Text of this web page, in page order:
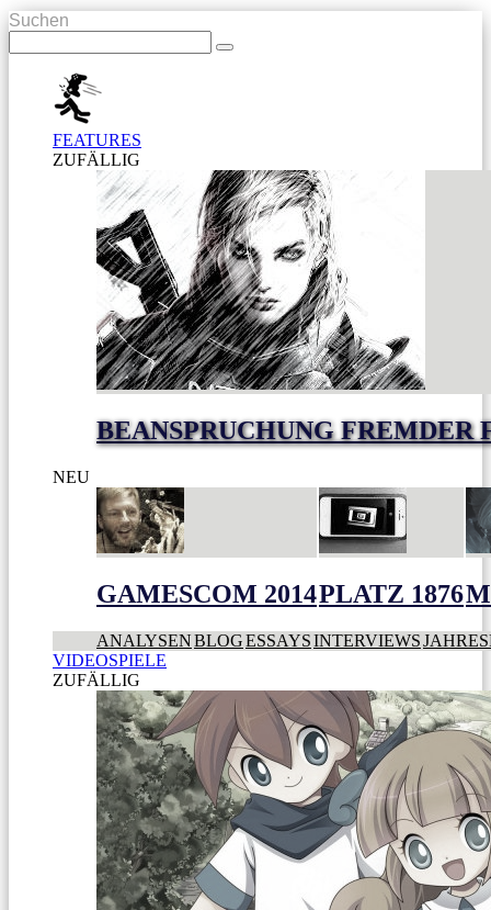
Suchen
FEATURES
ZUFÄLLIG
BEANSPRUCHUNG FREMDER
NEU
GAMESCOM 2014PLATZ 1876
ANALYSENBLOGESSAYSINTERVIEWS
VIDEOSPIELE
ZUFÄLLIG